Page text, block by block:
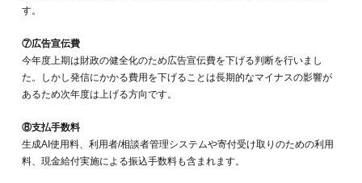
す。
⑦広告宣伝費
今年度上期は財政の健全化のため広告宣伝費を下げる判断を行いまし
た。しかし発信にかかる費用を下げることは長期的なマイナスの影響が
あるため次年度は上げる方向です。
⑧支払手数料
生成AI使用料、利用者/相談者管理システムや寄付受け取りのための利用
料、現金給付実施による振込手数料も含まれます。